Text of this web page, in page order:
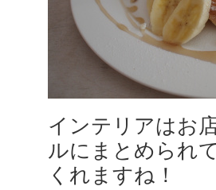
インテリアはお
ルにまとめられ
くれますね！